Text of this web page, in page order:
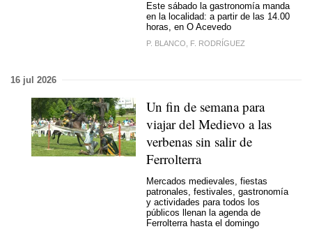
Este sábado la gastronomía manda
en la localidad: a partir de las 14.00
horas, en O Acevedo
P. BLANCO, F. RODRÍGUEZ
16 jul 2026
Un fin de semana para
viajar del Medievo a las
verbenas sin salir de
Ferrolterra
Mercados medievales, fiestas
patronales, festivales, gastronomía
y actividades para todos los
públicos llenan la agenda de
Ferrolterra hasta el domingo